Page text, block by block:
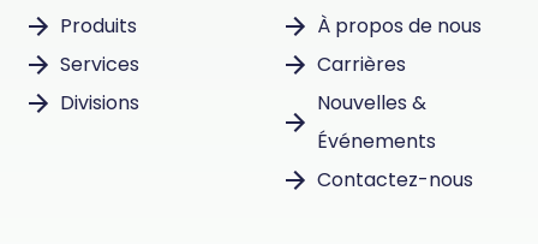
Produits
Services
Divisions
À propos de nous
Carrières
Nouvelles &
Événements
Contactez-nous